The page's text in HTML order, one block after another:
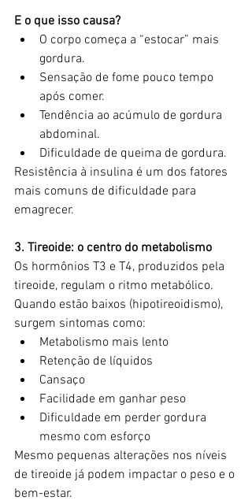
E o que isso causa?
O corpo começa a “estocar” mais
gordura.
Sensação de fome pouco tempo
após comer.
Tendência ao acúmulo de gordura
abdominal.
Dificuldade de queima de gordura.
Resistência à insulina é um dos fatores
mais comuns de dificuldade para
emagrecer.
3. Tireoide: o centro do metabolismo
Os hormônios T3 e T4, produzidos pela
tireoide, regulam o ritmo metabólico.
Quando estão baixos (hipotireoidismo),
surgem sintomas como:
Metabolismo mais lento
Retenção de líquidos
Cansaço
Facilidade em ganhar peso
Dificuldade em perder gordura
mesmo com esforço
Mesmo pequenas alterações nos níveis
de tireoide já podem impactar o peso e o
bem-estar.